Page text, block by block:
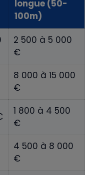
longue (50-
100m)
2 500 à 5 000
€
8 000 à 15 000
€
1 800 à 4 500
€
4 500 à 8 000
€